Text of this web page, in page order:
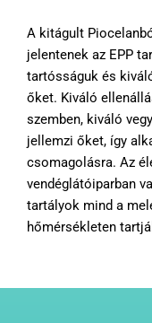
A kitágult
jelentenek az EPP
tartósságuk és
őket. Kiváló
szemben, kiváló
jellemzi őket, így
csomagolásra. Az
vendéglátóiparban
tartályok mind a
hőmérsékleten